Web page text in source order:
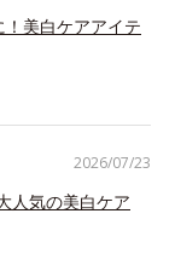
美白ケアアイテ
人気の美白ケア
2026/07/23